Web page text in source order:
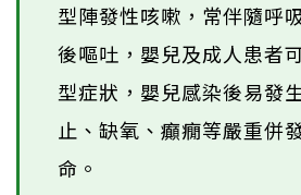
型陣發性咳嗽，常伴隨呼
後嘔吐，嬰兒及成人患者
型症狀，嬰兒感染後易發
止、缺氧、癲癇等嚴重併
命。